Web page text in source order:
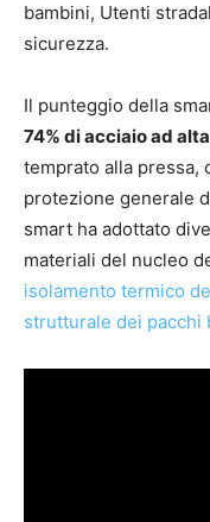
bambini, Utenti
sicurezza.
Il punteggio della
74% di acciaio ad
temprato alla pressa,
protezione generale
smart ha adottato
materiali del nucleo
isolamento termico
strutturale dei pacchi